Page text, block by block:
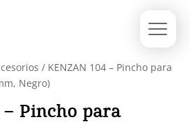
/ KENZAN 104 – Pincho para
Negro)
– Pincho para